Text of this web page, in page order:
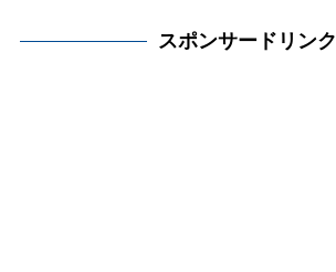
スポンサードリンク